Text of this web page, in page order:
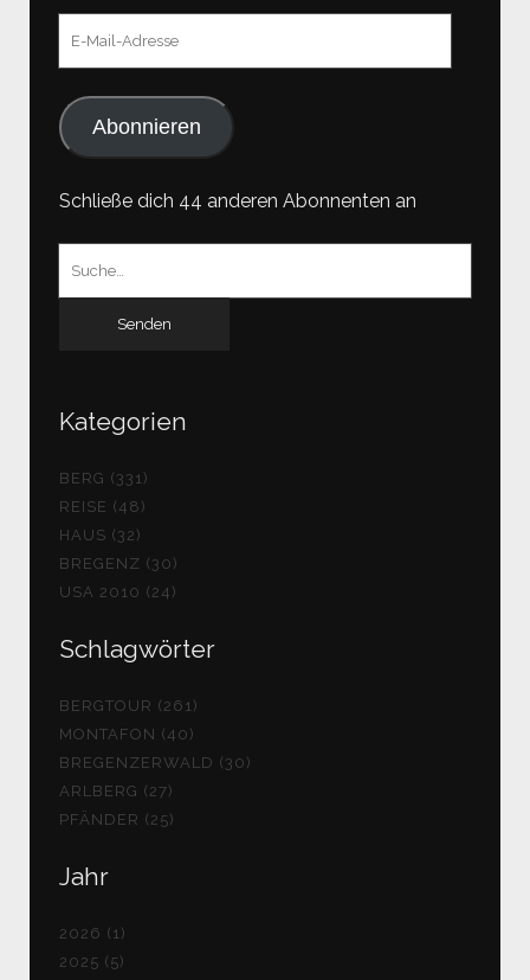
Abonnieren
Schließe dich 44 anderen Abonnenten an
Kategorien
BERG (331)
REISE (48)
HAUS (32)
BREGENZ (30)
USA 2010 (24)
Schlagwörter
BERGTOUR (261)
MONTAFON (40)
BREGENZERWALD (30)
ARLBERG (27)
PFÄNDER (25)
Jahr
2026 (1)
2025 (5)